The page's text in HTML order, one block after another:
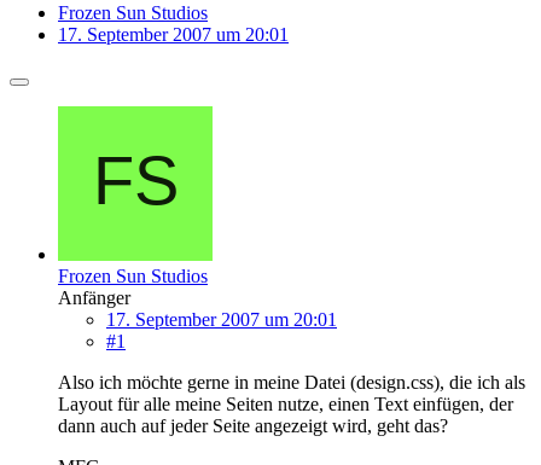
Frozen Sun Studios
17. September 2007 um 20:01
Frozen Sun Studios
Anfänger
17. September 2007 um 20:01
#1
Also ich möchte gerne in meine Datei (design.css), die ich als
Layout für alle meine Seiten nutze, einen Text einfügen, der
dann auch auf jeder Seite angezeigt wird, geht das?